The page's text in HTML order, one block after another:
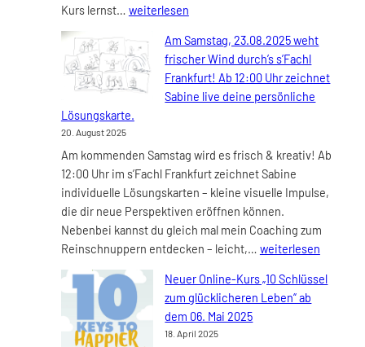
Kurs lernst… „Sketche
Sommer
in
dein
Dein
Workshop
am
04.09.2025
weiterlesen
Am Samstag, 23.08.2025 weht
frischer Wind durch’s s’Fachl
Frankfurt! Ab 12:00 Uhr zeichnet
Sabine live deine persönliche
Lösungskarte.
20. August 2025
Am kommenden Samstag wird es frisch & kreativ! Ab
12:00 Uhr im s’Fachl Frankfurt zeichnet Sabine
individuelle Lösungskarten – kleine visuelle Impulse,
die dir neue Perspektiven eröffnen können.
Nebenbei kannst du gleich mal mein Coaching zum
Reinschnuppern entdecken – leicht,… Am
23.08.2025
weht
weiterlesen
Neuer Online-Kurs „10 Schlüssel
zum glücklicheren Leben“ ab
dem 06. Mai 2025
18. April 2025